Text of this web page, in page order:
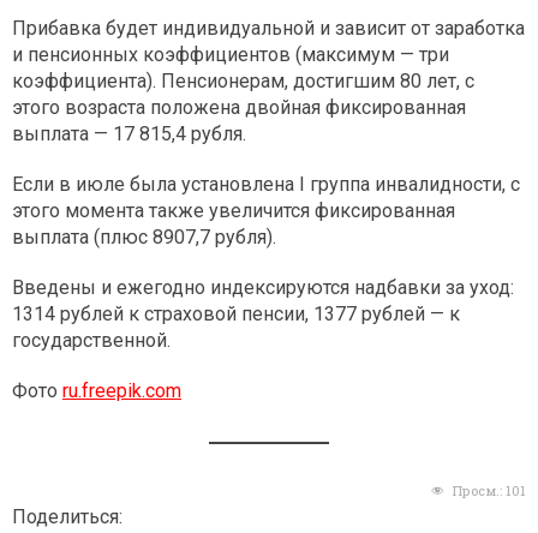
Прибавка будет индивидуальной и зависит от заработка
и пенсионных коэффициентов (максимум — три
коэффициента). Пенсионерам, достигшим 80 лет, с
этого возраста положена двойная фиксированная
выплата — 17 815,4 рубля.
Если в июле была установлена I группа инвалидности, с
этого момента также увеличится фиксированная
выплата (плюс 8907,7 рубля).
Введены и ежегодно индексируются надбавки за уход:
1314 рублей к страховой пенсии, 1377 рублей — к
государственной.
Фото ru.freepik.com
Просм.: 101
Поделиться: